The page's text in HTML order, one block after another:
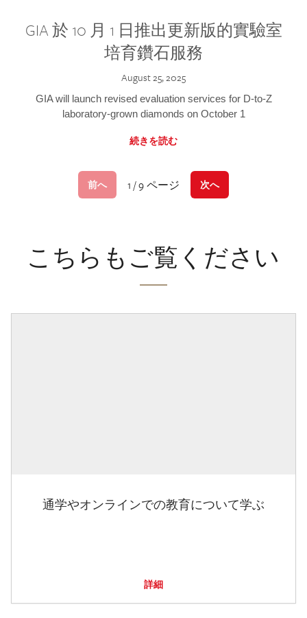
GIA 於 10 月 1 日推出更新版的實驗室
培育鑽石服務
August 25, 2025
GIA will launch revised evaluation services for D-to-Z
laboratory-grown diamonds on October 1
続きを読む
前へ 1 / 9 ページ 次へ
こちらもご覧ください
通学やオンラインでの教育について学ぶ
詳細